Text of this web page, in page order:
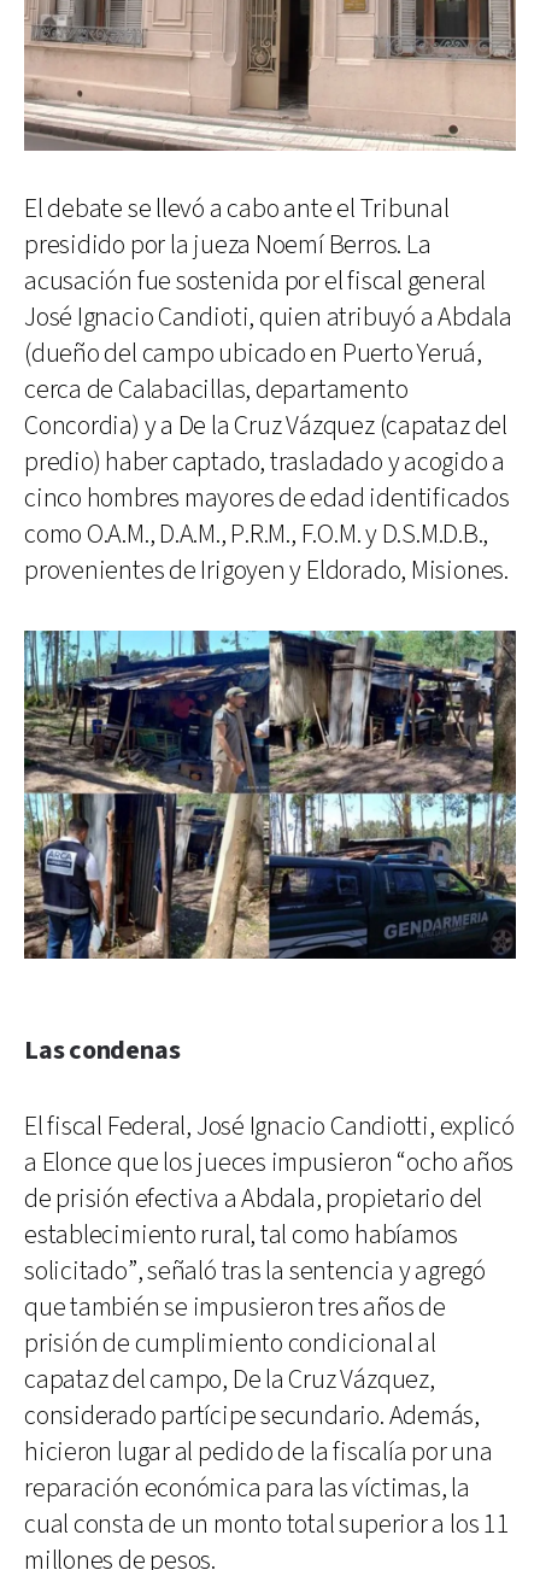
El debate se llevó a cabo ante el Tribunal
presidido por la jueza Noemí Berros. La
acusación fue sostenida por el fiscal general
José Ignacio Candioti, quien atribuyó a Abdala
(dueño del campo ubicado en Puerto Yeruá,
cerca de Calabacillas, departamento
Concordia) y a De la Cruz Vázquez (capataz del
predio) haber captado, trasladado y acogido a
cinco hombres mayores de edad identificados
como O.A.M., D.A.M., P.R.M., F.O.M. y D.S.M.D.B.,
provenientes de Irigoyen y Eldorado, Misiones.
Las condenas
El fiscal Federal, José Ignacio Candiotti, explicó
a Elonce que los jueces impusieron “ocho años
de prisión efectiva a Abdala, propietario del
establecimiento rural, tal como habíamos
solicitado”, señaló tras la sentencia y agregó
que también se impusieron tres años de
prisión de cumplimiento condicional al
capataz del campo, De la Cruz Vázquez,
considerado partícipe secundario. Además,
hicieron lugar al pedido de la fiscalía por una
reparación económica para las víctimas, la
cual consta de un monto total superior a los 11
millones de pesos.